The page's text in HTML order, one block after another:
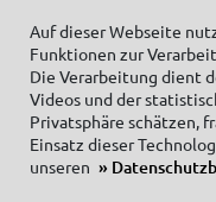
Zum Newsletter
Cookieeinstellungen
Auf dieser Webseite
Funktionen zur
Die Verarbeitung dient
Videos und der
Privatsphäre schätzen,
Einsatz dieser
unseren